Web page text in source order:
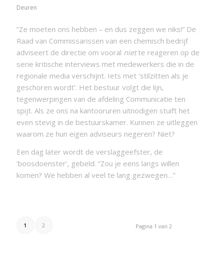
Deuren
“Ze moeten ons hebben – en dus zeggen we niks!” De
Raad van Commissarissen van een chemisch bedrijf
adviseert de directie om vooral niette reageren op de
serie kritische interviews met medewerkers die in de
regionale media verschijnt. Iets met ‘stilzitten als je
geschoren wordt’. Het bestuur volgt die lijn,
tegenwerpingen van de afdeling Communicatie ten
spijt. Als ze ons na kantooruren uitnodigen stuift het
even stevig in de bestuurskamer. Kunnen ze uitleggen
waarom ze hun eigen adviseurs negeren? Niet?
Een dag later wordt de verslaggeefster, de
‘boosdoenster’, gebeld. “Zou je eens langs willen
komen? We hebben al veel te lang gezwegen…”
Pagina 1 van 2
1 2